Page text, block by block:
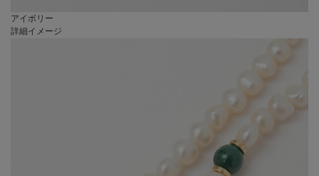
アイボリー
詳細イメージ